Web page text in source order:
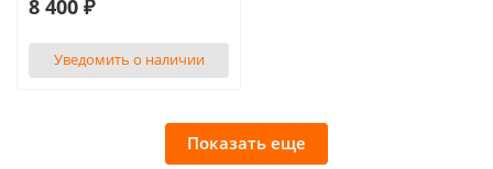
8 400 ₽
Уведомить о наличии
Показать еще